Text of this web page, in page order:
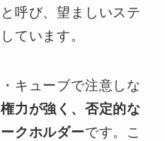
と呼び、望ましいステ
ています。
キューブで注意しな
権力が強く、否定的な
クホルダーです。こ